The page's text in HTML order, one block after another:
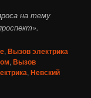
на тему
,Вызов электрика
,Вызов
,Невский